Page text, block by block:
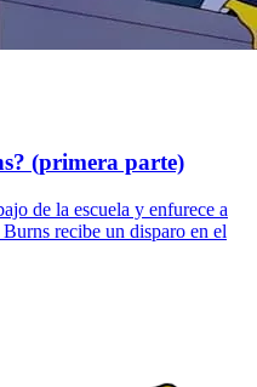
(primera parte)
de la escuela y enfurece a
recibe un disparo en el